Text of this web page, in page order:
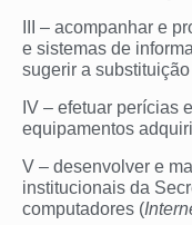
III – acompanhar e
e sistemas de
sugerir a
IV – efetuar perícias
equipamentos
V – desenvolver e
institucionais da
computadores (